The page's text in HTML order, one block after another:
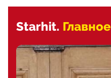
Starhit. Главное